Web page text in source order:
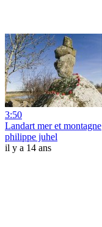
3:50
Landart mer et montagne
philippe juhel
il y a 14 ans